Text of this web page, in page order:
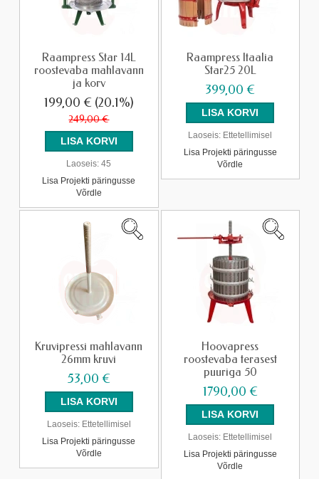
Raampress Star 14L
roostevaba mahlavann
ja korv
199,00 € (20.1%)
249,00 €
Laoseis: 45
Lisa Projekti päringusse
Võrdle
Raampress Itaalia
Star25 20L
399,00 €
Laoseis: Ettetellimisel
Lisa Projekti päringusse
Võrdle
Kruvipressi mahlavann
26mm kruvi
53,00 €
Laoseis: Ettetellimisel
Lisa Projekti päringusse
Võrdle
Hoovapress
roostevaba terasest
puuriga 50
1790,00 €
Laoseis: Ettetellimisel
Lisa Projekti päringusse
Võrdle